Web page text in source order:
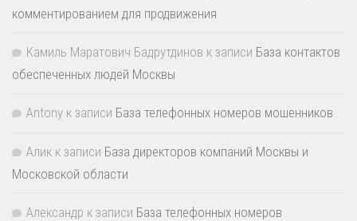
комментированием для продвижения
Камиль Маратович Бадрутдинов к записи База контактов
обеспеченных людей Москвы
Antony к записи База телефонных номеров мошенников
Алик к записи База директоров компаний Москвы и
Московской области
Александр к записи База телефонных номеров